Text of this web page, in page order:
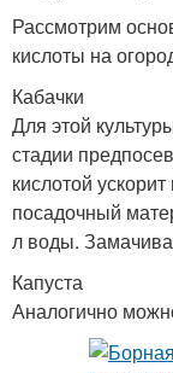
Рассмотрим
кислоты на
Кабачки
Для этой
стадии
кислотой
посадочный
л воды.
Капуста
Аналогично